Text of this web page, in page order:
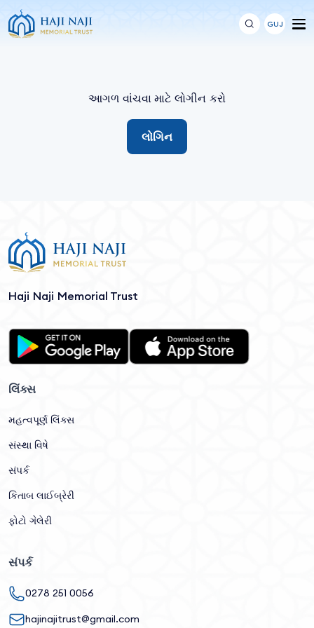
GUJ
આગળ વાંચવા માટે લોગીન કરો
લોગિન
Haji Naji Memorial Trust
લિંક્સ
મહત્વપૂર્ણ લિંક્સ
સંસ્થા વિષે
સંપર્ક
કિતાબ લાઈબ્રેરી
ફોટો ગેલેરી
સંપર્ક
0278 251 0056
hajinajitrust@gmail.com